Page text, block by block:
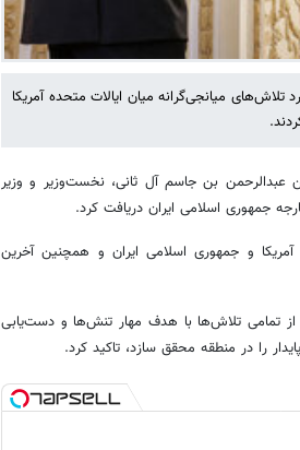
میانجی‌گرانه میان ایالات متحده آمریکا
عبدالرحمن بن جاسم آل ثانی، نخست‌وزیر و وزیر
جمهوری اسلامی ایران دریافت کرد.
و جمهوری اسلامی ایران و همچنین آخرین
تمامی تلاش‌ها با هدف مهار تنش‌ها و دست‌یابی
را در منطقه محقق سازد، تاکید کرد.